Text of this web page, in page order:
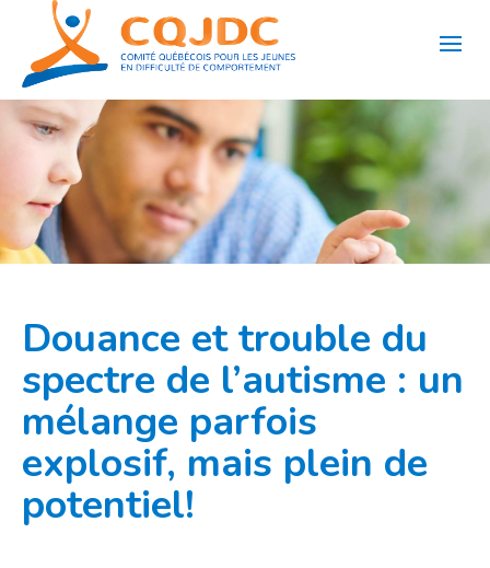
contenu
Douance et trouble du
spectre de l’autisme : un
mélange parfois
explosif, mais plein de
potentiel!